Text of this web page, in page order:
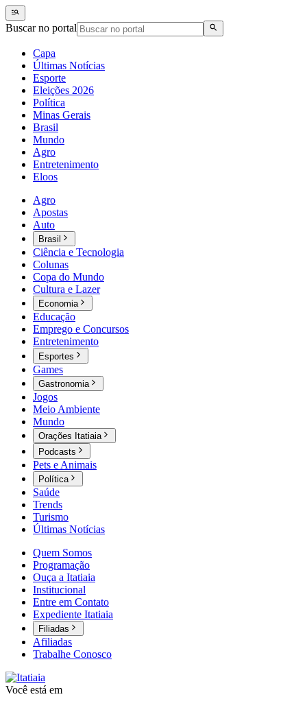
Buscar no portal
Capa
Últimas Notícias
Esporte
Eleições 2026
Política
Minas Gerais
Brasil
Mundo
Agro
Entretenimento
Eloos
Agro
Apostas
Auto
Brasil
Ciência e Tecnologia
Colunas
Copa do Mundo
Cultura e Lazer
Economia
Educação
Emprego e Concursos
Entretenimento
Esportes
Games
Gastronomia
Jogos
Meio Ambiente
Mundo
Orações Itatiaia
Podcasts
Pets e Animais
Política
Saúde
Trends
Turismo
Últimas Notícias
Quem Somos
Programação
Ouça a Itatiaia
Institucional
Entre em Contato
Expediente Itatiaia
Filiadas
Afiliadas
Trabalhe Conosco
Você está em